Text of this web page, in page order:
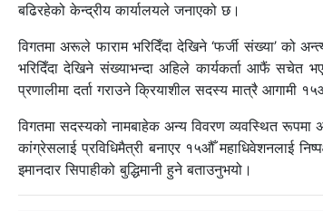
बढिरहेको केन्द्रीय कार्यालयले जनाएको छ।
विगतमा अरूले फाराम भरिदिँदा देखिने ‘फर्जी संख्या’ को
भरिदिँदा देखिने संख्याभन्दा अहिले कार्यकर्ता आफैं सचेत
प्रणालीमा दर्ता गराउने क्रियाशील सदस्य मात्रै आगामी
विगतमा सदस्यको नामबाहेक अन्य विवरण व्यवस्थित
कांग्रेसलाई प्रविधिमैत्री बनाएर १५औँ महाधिवेशनलाई
इमानदार सिपाहीको बुद्धिमानी हुने बताउनुभयो।